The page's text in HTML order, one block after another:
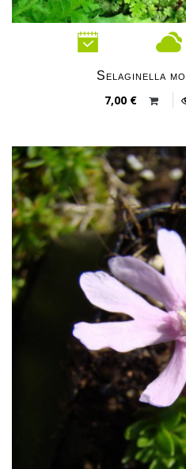
Selaginella
7,00 €